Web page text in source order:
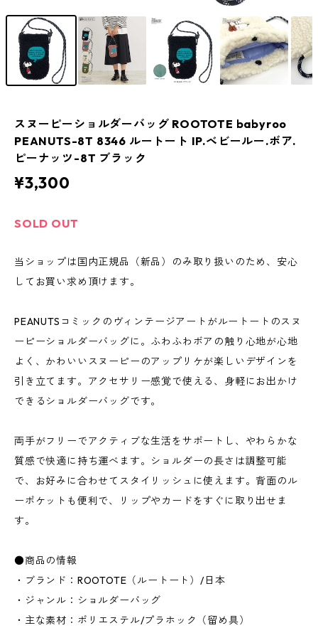
スヌーピーショルダーバッグ ROOTOTE babyroo
PEANUTS-8T 8346 ルートート IP.ベビールー.ボア.
ピーナッツ-8T ブラック
¥3,300
SOLD OUT
当ショップは国内正規品（新品）のみ取り扱いのため、安心
してお買い求め頂けます。
PEANUTSコミックのヴィンテージアートがルートートのスヌ
ーピーショルダーバッグに。ふわふわボアの触り心地が心地
よく、かわいいスヌーピーのアップリケが楽しいデザインを
引き立てます。アクセサリー感覚で使える、身軽にお出かけ
できるショルダーバッグです。
両手がフリーでアクティブな生活をサポートし、やわらかな
質感で快適に持ち運べます。ショルダーの長さは調整可能
で、お好みに合わせてスタイリッシュに使えます。背面のル
ーポケットも便利で、リップやカードをすぐに取り出せま
す。
●商品の情報
・ブランド：ROOTOTE（ルートート）/日本
・ジャンル：ショルダーバッグ
・主な素材：ポリエステル/プラホック（留め具）